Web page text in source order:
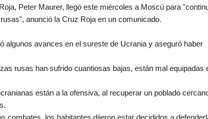
Peter Maurer, llegó este miércoles a Moscú para
anunció la Cruz Roja en un comunicado.
algunos avances en el sureste de Ucrania y aseguró haber
rusas han sufrido cuantiosas bajas, están mal equipadas
están a la ofensiva, al recuperar un poblado